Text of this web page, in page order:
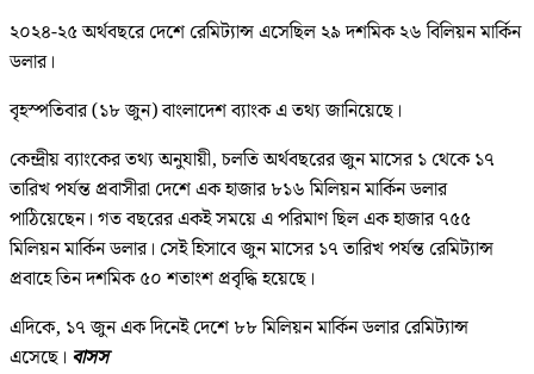
২০২৪-২৫ অর্থবছরে দেশে রেমিট্যান্স এসেছিল ২৯ দশমিক ২৬ বিলিয়ন মার্কিন
ডলার।
বৃহস্পতিবার (১৮ জুন) বাংলাদেশ ব্যাংক এ তথ্য জানিয়েছে।
কেন্দ্রীয় ব্যাংকের তথ্য অনুযায়ী, চলতি অর্থবছরের জুন মাসের ১ থেকে ১৭
তারিখ পর্যন্ত প্রবাসীরা দেশে এক হাজার ৮১৬ মিলিয়ন মার্কিন ডলার
পাঠিয়েছেন। গত বছরের একই সময়ে এ পরিমাণ ছিল এক হাজার ৭৫৫
মিলিয়ন মার্কিন ডলার। সেই হিসাবে জুন মাসের ১৭ তারিখ পর্যন্ত রেমিট্যান্স
প্রবাহে তিন দশমিক ৫০ শতাংশ প্রবৃদ্ধি হয়েছে।
এদিকে, ১৭ জুন এক দিনেই দেশে ৮৮ মিলিয়ন মার্কিন ডলার রেমিট্যান্স
এসেছে। বাসস